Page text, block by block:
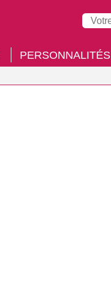
PERSONNALITÉS